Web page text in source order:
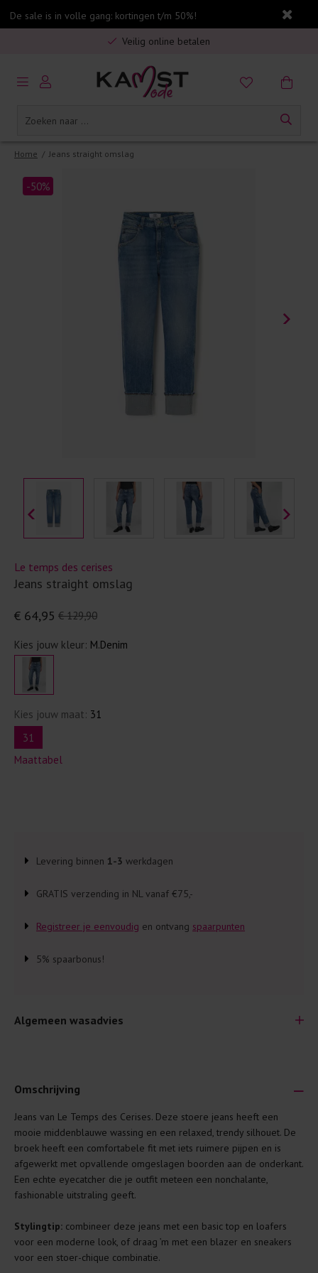
De sale is in volle gang: kortingen t/m 50%!
Gratis verzending in Nederland vanaf €75,-
Veilig online betalen
5% spaarbonus op jouw aankoop
Gratis verzending in Nederland vanaf €75,-
Home / Jeans straight omslag
-50%
Le temps des cerises
Jeans straight omslag
€ 129,90
€ 64,95
Kies jouw kleur: M.Denim
Kies jouw maat: 31
31
Maattabel
Levering binnen 1-3 werkdagen
GRATIS verzending in NL vanaf €75,-
Registreer je eenvoudig en ontvang spaarpunten
5% spaarbonus!
Algemeen wasadvies
Je wilt natuurlijk lang plezier hebben van je nieuwe kleding.
Daarom geven wij een aantal algemene was-tips:
Lees altijd eerst even het was-etiket.
Was kleding binnenste buiten. Dat beschermt de
Wees zuinig met wasmiddel. Per kledingstuk is een drupje
genoeg.
Was zo koud mogelijk. Op 20 of 30 graden wassen is vaak
Omschrijving
Jeans van Le Temps des Cerises. Deze stoere jeans heeft een
mooie middenblauwe wassing en een relaxed, trendy silhouet. De
broek heeft een comfortabele fit met iets ruimere pijpen en is
afgewerkt met opvallende omgeslagen boorden aan de onderkant.
Een echte eyecatcher die je outfit meteen een nonchalante,
fashionable uitstraling geeft.
Stylingtip: combineer deze jeans met een basic top en loafers
voor een moderne look, of draag ’m met een blazer en sneakers
voor een stoer-chique combinatie.